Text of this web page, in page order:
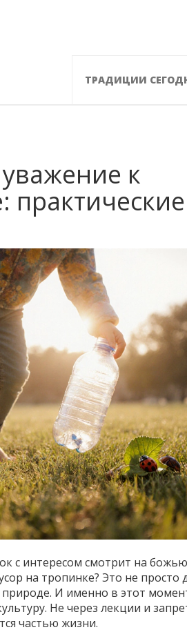
ТРАДИЦИИ
к
с интересом смотрит на
на тропинке? Это не просто
И именно в этот
Не через лекции и
частью жизни.